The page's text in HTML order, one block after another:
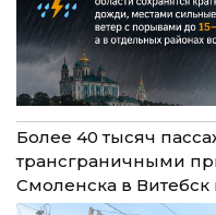
Более 40 тысяч
трансграничными
Смоленска в